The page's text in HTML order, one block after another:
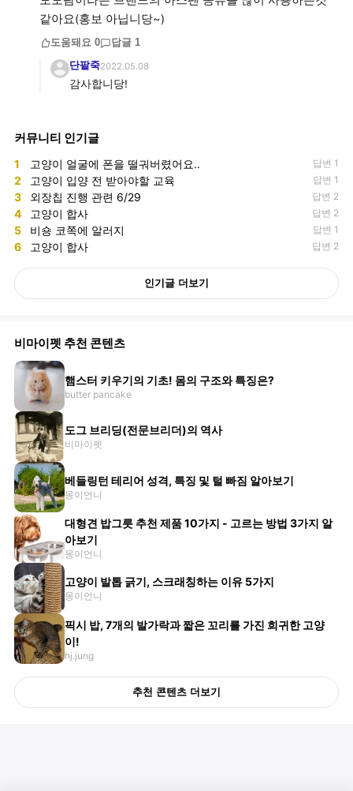
같아요(홍보 아닙니당~)
도움돼요 0 답글 1
단팥죽2022.05.08
감사합니당!
커뮤니티 인기글
1 고양이 얼굴에 폰을 떨궈버렸어요.. 답변 1
2 고양이 입양 전 받아야할 교육 답변 1
3 외장칩 진행 관련 6/29 답변 2
4 고양이 합사 답변 2
5 비숑 코쪽에 알러지 답변 1
6 고양이 합사 답변 2
인기글 더보기
비마이펫 추천 콘텐츠
햄스터 키우기의 기초! 몸의 구조와 특징은?
butter pancake
도그 브리딩(전문브리더)의 역사
비마이펫
베들링턴 테리어 성격, 특징 및 털 빠짐 알아보기
몽이언니
대형견 밥그릇 추천 제품 10가지 - 고르는 방법 3가지 알
아보기
몽이언니
고양이 발톱 긁기, 스크래칭하는 이유 5가지
몽이언니
픽시 밥, 7개의 발가락과 짧은 꼬리를 가진 희귀한 고양
이!
hj.jung
추천 콘텐츠 더보기